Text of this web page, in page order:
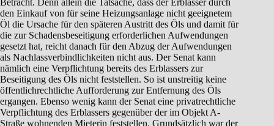
Betracht. Denn allein die Tatsache, dass der Erblasser durch
den Einkauf von für seine Heizungsanlage nicht geeignetem
Öl die Ursache für den späteren Austritt des Öls und damit für
die zur Schadensbeseitigung erforderlichen Aufwendungen
gesetzt hat, reicht danach für den Abzug der Aufwendungen
als Nachlassverbindlichkeiten nicht aus. Der Senat kann
nämlich eine Verpflichtung bereits des Erblassers zur
Beseitigung des Öls nicht feststellen. So ist unstreitig keine
öffentlichrechtliche Aufforderung zur Entfernung des Öls
ergangen. Ebenso wenig kann der Senat eine privatrechtliche
Verpflichtung des Erblassers gegenüber der im Objekt A-
Straße wohnenden Mieterin feststellen. Grundsätzlich war der